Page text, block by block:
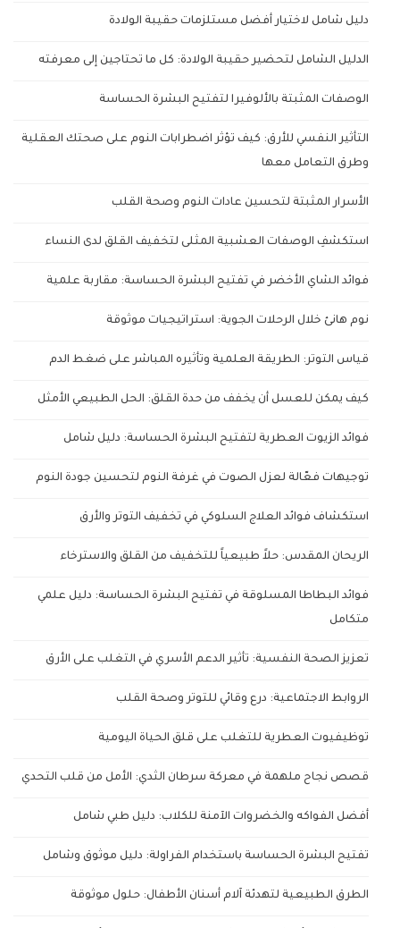
دليل شامل لاختيار أفضل مستلزمات حقيبة الولادة
الدليل الشامل لتحضير حقيبة الولادة: كل ما تحتاجين إلى معرفته
الوصفات المثبتة بالألوفيرا لتفتيح البشرة الحساسة
التأثير النفسي للأرق: كيف تؤثر اضطرابات النوم على صحتك العقلية
وطرق التعامل معها
الأسرار المثبتة لتحسين عادات النوم وصحة القلب
استكشفِ الوصفات العشبية المثلى لتخفيف القلق لدى النساء
فوائد الشاي الأخضر في تفتيح البشرة الحساسة: مقاربة علمية
نوم هانئ خلال الرحلات الجوية: استراتيجيات موثوقة
قياس التوتر: الطريقة العلمية وتأثيره المباشر على ضغط الدم
كيف يمكن للعسل أن يخفف من حدة القلق: الحل الطبيعي الأمثل
فوائد الزيوت العطرية لتفتيح البشرة الحساسة: دليل شامل
توجيهات فعّالة لعزل الصوت في غرفة النوم لتحسين جودة النوم
استكشاف فوائد العلاج السلوكي في تخفيف التوتر والأرق
الريحان المقدس: حلاً طبيعياً للتخفيف من القلق والاسترخاء
فوائد البطاطا المسلوقة في تفتيح البشرة الحساسة: دليل علمي
متكامل
تعزيز الصحة النفسية: تأثير الدعم الأسري في التغلب على الأرق
الروابط الاجتماعية: درع وقائي للتوتر وصحة القلب
توظيفيوت العطرية للتغلب على قلق الحياة اليومية
قصص نجاح ملهمة في معركة سرطان الثدي: الأمل من قلب التحدي
أفضل الفواكه والخضروات الآمنة للكلاب: دليل طبي شامل
تفتيح البشرة الحساسة باستخدام الفراولة: دليل موثوق وشامل
الطرق الطبيعية لتهدئة آلام أسنان الأطفال: حلول موثوقة